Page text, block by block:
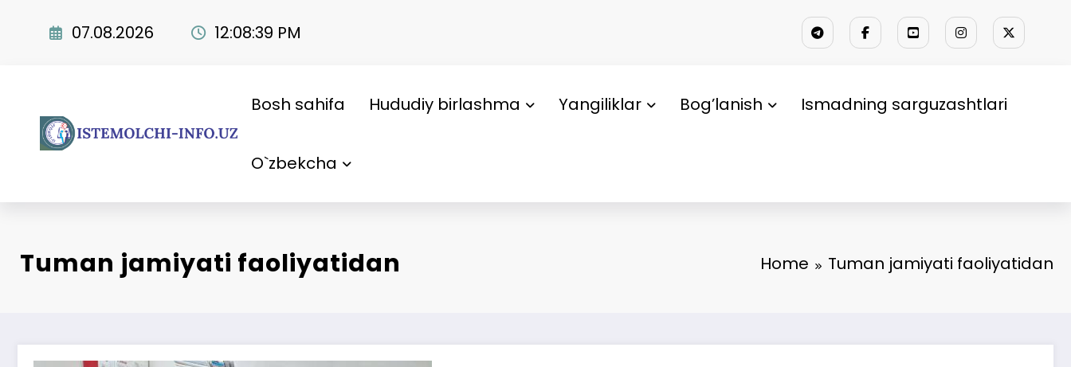
07.08.2026 12:08:40 PM
Bosh sahifa Hududiy birlashma Yangiliklar Bog’lanish Ismadning sarguzashtlari
O`zbekcha
Tuman jamiyati faoliyatidan Home Tuman jamiyati faoliyatidan